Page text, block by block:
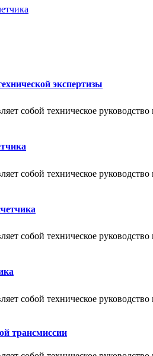
экспертизы
собой техническое
собой техническое
собой техническое
собой техническое
трансмиссии